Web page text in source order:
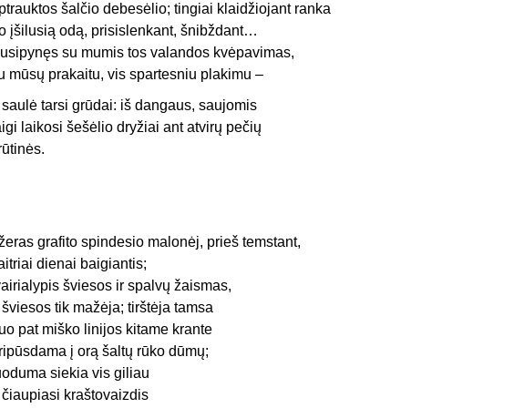
šalčio debesėlio; tingiai klaidžiojant ranka
įšilusią odą, prisislenkant, šnibždant…
su mumis tos valandos kvėpavimas,
mūsų prakaitu, vis spartesniu plakimu –
saulė tarsi grūdai: iš dangaus, saujomis
laikosi šešėlio dryžiai ant atvirų pečių
grafito spindesio malonėj, prieš temstant,
dienai baigiantis;
šviesos ir spalvų žaismas,
šviesos tik mažėja; tirštėja tamsa
pat miško linijos kitame krante
į orą šaltų rūko dūmų;
siekia vis giliau
čiaupiasi kraštovaizdis